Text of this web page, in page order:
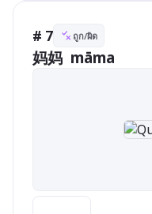
# 7 ถูก/ผิด
妈妈  māma